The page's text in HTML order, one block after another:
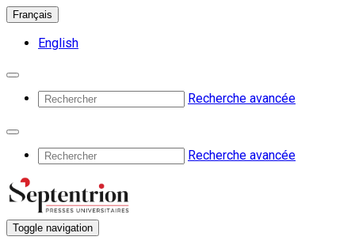
Français
English
Recherche avancée
Recherche avancée
Toggle navigation